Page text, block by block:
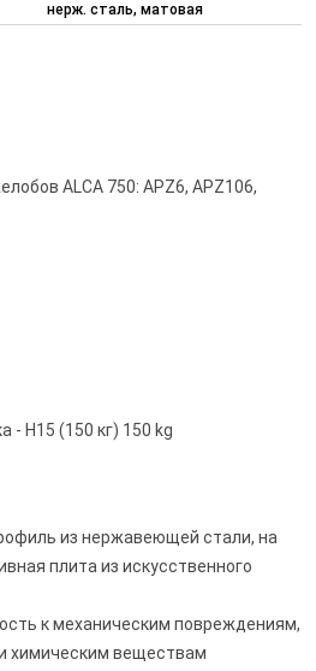
нерж. сталь, матовая
ALCA 750: APZ6, APZ106,
- H15 (150 кг) 150 kg
из нержавеющей стали, на
плита из искусственного
к механическим повреждениям,
химическим веществам